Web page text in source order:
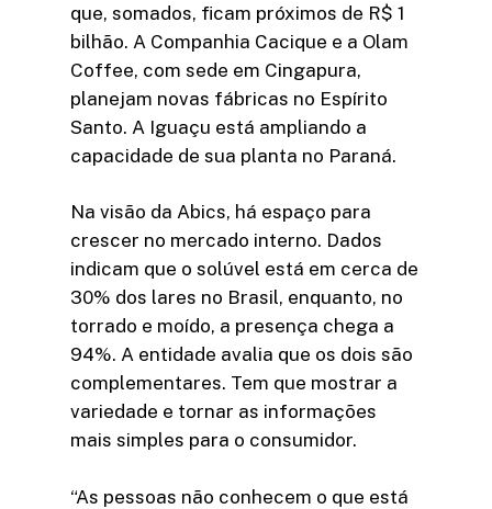
que, somados, ficam próximos de R$ 1
bilhão. A Companhia Cacique e a Olam
Coffee, com sede em Cingapura,
planejam novas fábricas no Espírito
Santo. A Iguaçu está ampliando a
capacidade de sua planta no Paraná.
Na visão da Abics, há espaço para
crescer no mercado interno. Dados
indicam que o solúvel está em cerca de
30% dos lares no Brasil, enquanto, no
torrado e moído, a presença chega a
94%. A entidade avalia que os dois são
complementares. Tem que mostrar a
variedade e tornar as informações
mais simples para o consumidor.
“As pessoas não conhecem o que está